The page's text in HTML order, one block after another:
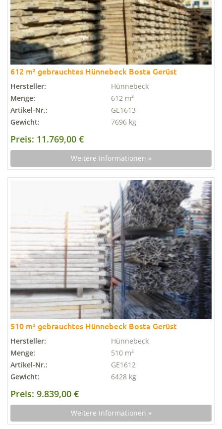
612 m² gebrauchtes Hünnebeck Bosta Gerüst
Hersteller:
Hünnebeck
Menge:
612 m²
Artikel-Nr.:
GE1613
Gewicht:
7696 kg
Preis: 11.769,00 €
Weitere Informationen »
510 m² gebrauchtes Hünnebeck Bosta Gerüst
Hersteller:
Hünnebeck
Menge:
510 m²
Artikel-Nr.:
GE1612
Gewicht:
6428 kg
Preis: 9.839,00 €
Weitere Informationen »